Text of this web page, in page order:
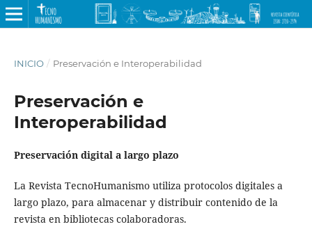
INICIO / Preservación e Interoperabilidad
Preservación e
Interoperabilidad
Preservación digital a largo plazo
La Revista TecnoHumanismo utiliza protocolos digitales a
largo plazo, para almacenar y distribuir contenido de la
revista en bibliotecas colaboradoras.